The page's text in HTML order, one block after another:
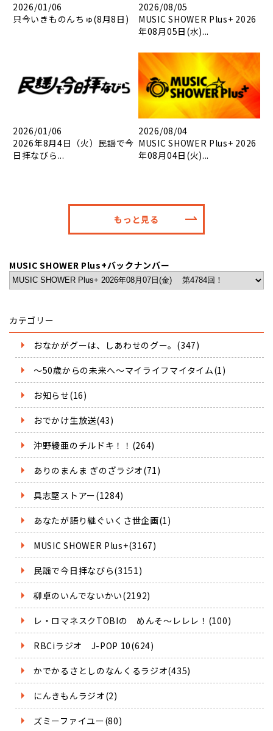
2026/01/06
只今いきものんちゅ(8月8日)
2026/08/05
MUSIC SHOWER Plus+ 2026
年08月05日(水)...
2026/01/06
2026年8月4日（火）民謡で今
日拝なびら...
2026/08/04
MUSIC SHOWER Plus+ 2026
年08月04日(火)...
もっと見る
MUSIC SHOWER Plus+バックナンバー
カテゴリー
おなかがグーは、しあわせのグー。(347)
～50歳からの未来へ～マイライフマイタイム(1)
お知らせ(16)
おでかけ生放送(43)
沖野綾亜のチルドキ！！(264)
ありのまんま ぎのざラジオ(71)
具志堅ストアー(1284)
あなたが語り継ぐいくさ世企画(1)
MUSIC SHOWER Plus+(3167)
民謡で今日拝なびら(3151)
柳卓のいんでないかい(2192)
レ・ロマネスクTOBIの めんそ～レレレ！(100)
RBCiラジオ J-POP 10(624)
かでかるさとしのなんくるラジオ(435)
にんきもんラジオ(2)
ズミーファイユー(80)